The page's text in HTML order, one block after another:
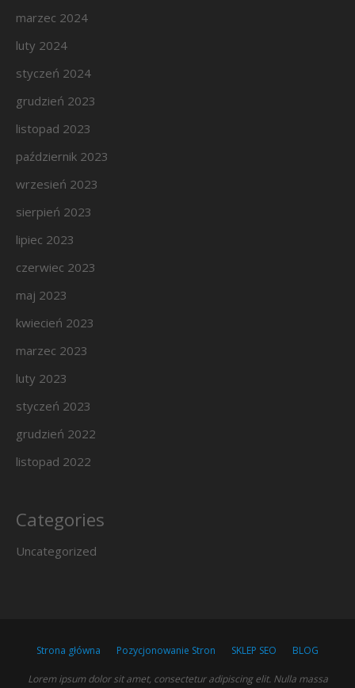
marzec 2024
luty 2024
styczeń 2024
grudzień 2023
listopad 2023
październik 2023
wrzesień 2023
sierpień 2023
lipiec 2023
czerwiec 2023
maj 2023
kwiecień 2023
marzec 2023
luty 2023
styczeń 2023
grudzień 2022
listopad 2022
Categories
Uncategorized
Strona główna Pozycjonowanie Stron SKLEP SEO BLOG
Lorem ipsum dolor sit amet, consectetur adipiscing elit. Nulla massa